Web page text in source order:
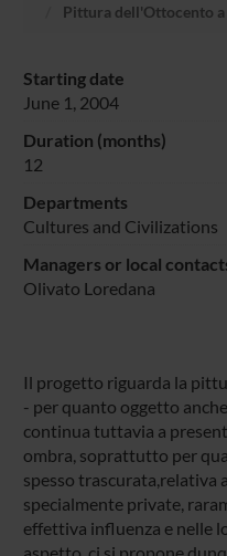
Pittura dell'Ottocento a
Starting date
June 1, 2004
Duration (months)
12
Departments
Cultures and Civilizations
Managers or local
Olivato Loredana
Il progetto riguarda la
- per quanto oggetto
continua tuttavia a
ombra, soprattutto per
spesso trascurata,relativa
specialmente private,
effettiva influenza e nelle